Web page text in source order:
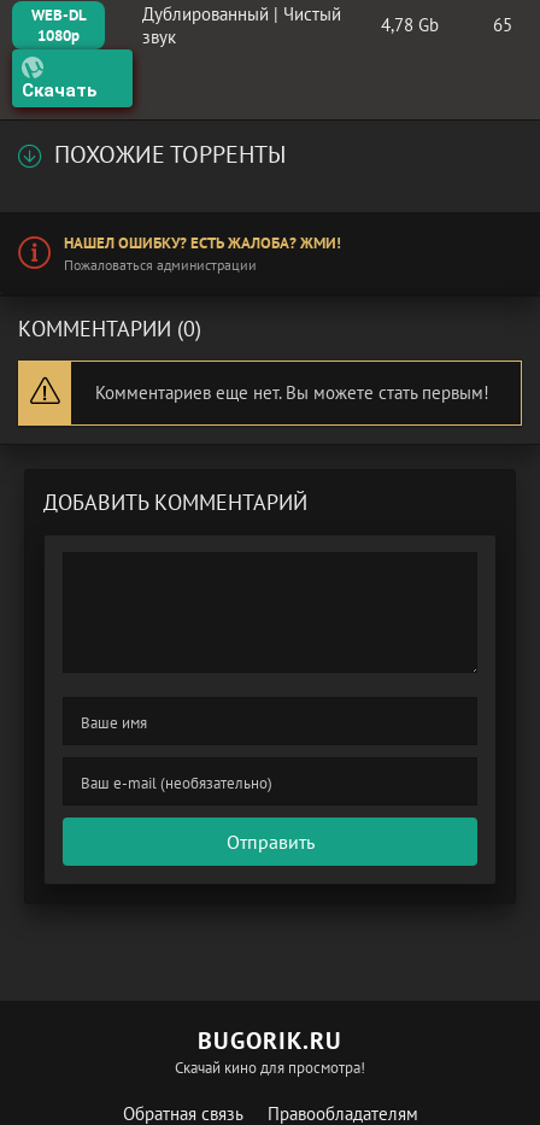
WEB-DL
1080p
Дублированный | Чистый
звук
4,78 Gb 65
Скачать
ПОХОЖИЕ ТОРРЕНТЫ
НАШЕЛ ОШИБКУ? ЕСТЬ ЖАЛОБА? ЖМИ!
Пожаловаться администрации
КОММЕНТАРИИ (0)
Комментариев еще нет. Вы можете стать первым!
ДОБАВИТЬ КОММЕНТАРИЙ
Отправить
BUGORIK.RU
Скачай кино для просмотра!
Обратная связь Правообладателям